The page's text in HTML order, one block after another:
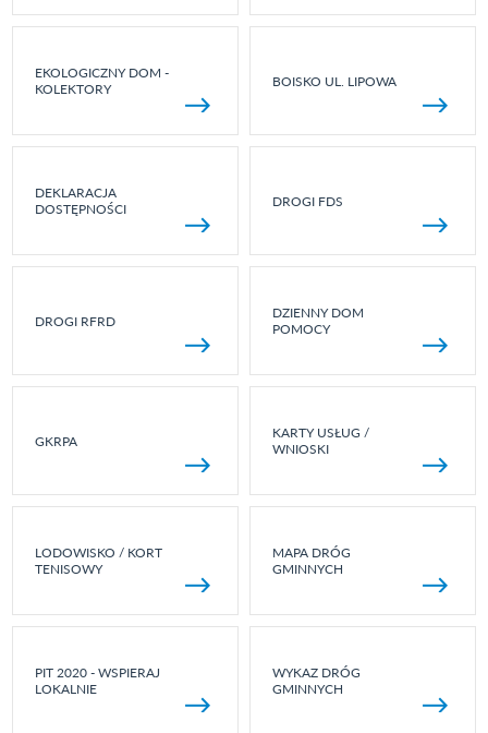
EKOLOGICZNY DOM -
KOLEKTORY
BOISKO UL. LIPOWA
DEKLARACJA
DOSTĘPNOŚCI
DROGI FDS
DROGI RFRD
DZIENNY DOM
POMOCY
GKRPA
KARTY USŁUG /
WNIOSKI
LODOWISKO / KORT
TENISOWY
MAPA DRÓG
GMINNYCH
PIT 2020 - WSPIERAJ
LOKALNIE
WYKAZ DRÓG
GMINNYCH